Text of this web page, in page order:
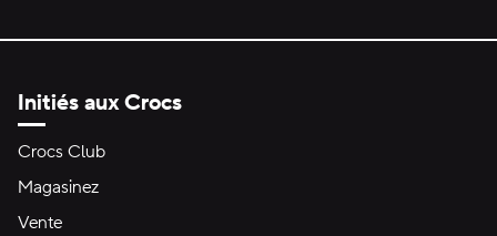
Initiés aux Crocs
Crocs Club
Magasinez
Vente